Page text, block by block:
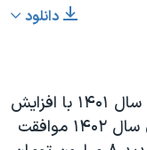
دانلود
دولت ابراهیم رئیسی در روزهای پایانی سال ۱۴۰۱ با افزایش
حقوق کارگران به میزان ۲۷ درصد برای سال ۱۴۰۲ موافقت